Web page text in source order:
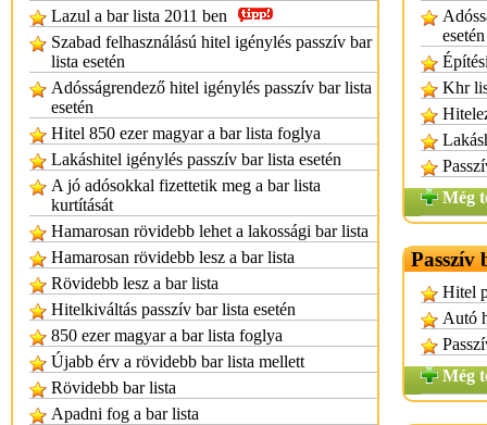
Lazul a bar lista 2011 ben
Szabad felhasználású hitel igénylés passzív bar
lista esetén
Adósságrendező hitel igénylés passzív bar lista
esetén
Hitel 850 ezer magyar a bar lista foglya
Lakáshitel igénylés passzív bar lista esetén
A jó adósokkal fizettetik meg a bar lista
kurtítását
Hamarosan rövidebb lehet a lakossági bar lista
Hamarosan rövidebb lesz a bar lista
Rövidebb lesz a bar lista
Hitelkiváltás passzív bar lista esetén
850 ezer magyar a bar lista foglya
Újabb érv a rövidebb bar lista mellett
Rövidebb bar lista
Apadni fog a bar lista
esetén
Khr
Még
Passzív
Hitel
Autó
Még